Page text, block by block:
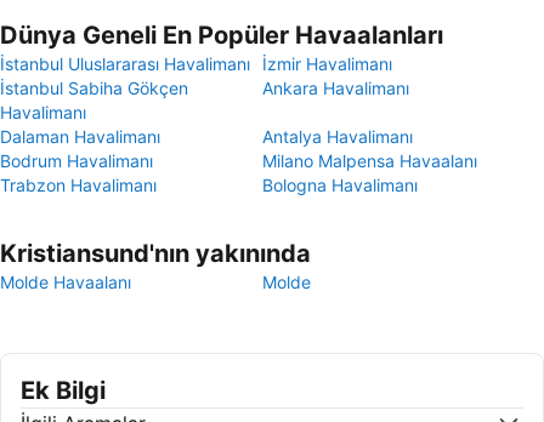
Dünya Geneli En Popüler Havaalanları
İstanbul Uluslararası Havalimanı
İzmir Havalimanı
İstanbul Sabiha Gökçen
Havalimanı
Ankara Havalimanı
Dalaman Havalimanı
Antalya Havalimanı
Bodrum Havalimanı
Milano Malpensa Havaalanı
Trabzon Havalimanı
Bologna Havalimanı
Kristiansund'nın yakınında
Molde Havaalanı Molde
Ek Bilgi